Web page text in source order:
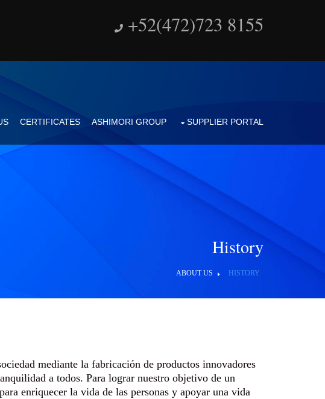
+52(472)723 8155
CERTIFICATES ASHIMORI GROUP SUPPLIER PORTAL
History
ABOUT US HISTORY
mediante la fabricación de productos innovadores
a todos. Para lograr nuestro objetivo de un
enriquecer la vida de las personas y apoyar una vida